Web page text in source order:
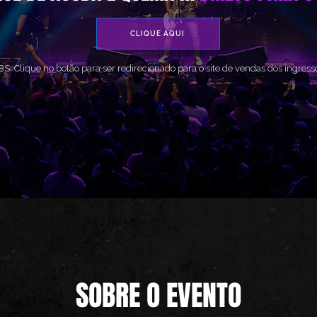
CLIQUE AQUI
Clique no botão para ser redirecionado para o site de vendas dos
SOBRE O EVENTO